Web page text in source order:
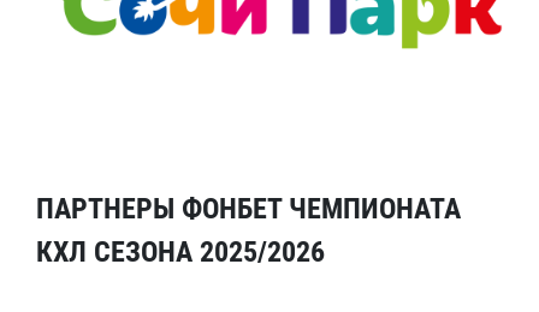
ПАРТНЕРЫ ФОНБЕТ ЧЕМПИОНАТА
КХЛ СЕЗОНА 2025/2026